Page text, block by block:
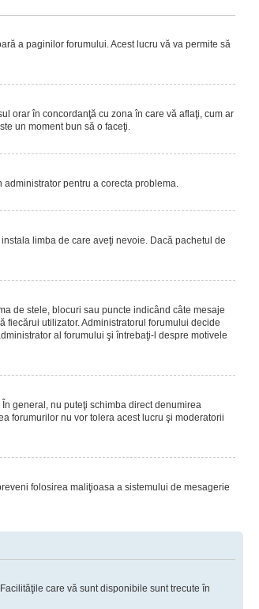
a paginilor forumului. Acest lucru vă va permite să
orar în concordanţă cu zona în care vă aflaţi, cum ar
un moment bun să o faceţi.
administrator pentru a corecta problema.
limba de care aveţi nevoie. Dacă pachetul de
de stele, blocuri sau puncte indicând câte mesaje
fiecărui utilizator. Administratorul forumului decide
al forumului şi întrebaţi-l despre motivele
general, nu puteţi schimba direct denumirea
forumurilor nu vor tolera acest lucru şi moderatorii
folosirea maliţioasa a sistemului de mesagerie
care vă sunt disponibile sunt trecute în